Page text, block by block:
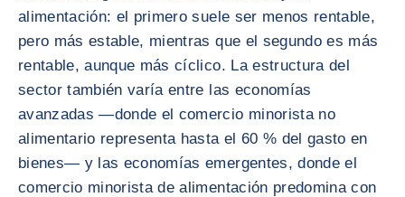
alimentación: el primero suele ser menos rentable,
pero más estable, mientras que el segundo es más
rentable, aunque más cíclico. La estructura del
sector también varía entre las economías
avanzadas —donde el comercio minorista no
alimentario representa hasta el 60 % del gasto en
bienes— y las economías emergentes, donde el
comercio minorista de alimentación predomina con